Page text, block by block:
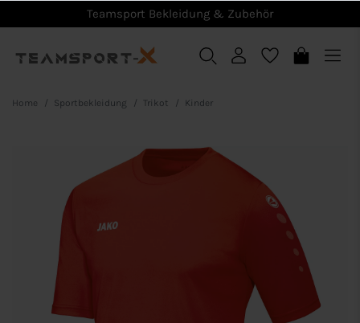
Teamsport Bekleidung & Zubehör
Home Sportbekleidung Trikot Kinder